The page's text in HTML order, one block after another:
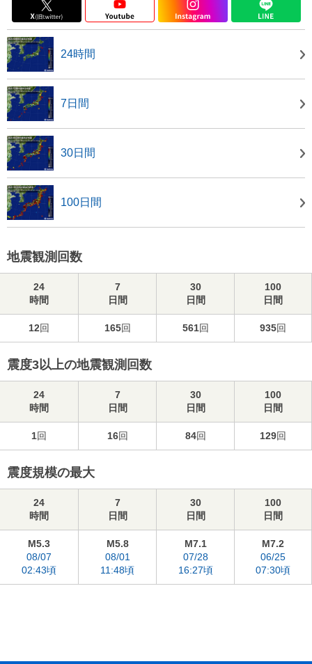
24時間
7日間
30日間
100日間
地震観測回数
24
時間
7
日間
30
日間
100
日間
12回 165回 561回 935回
震度3以上の地震観測回数
24
時間
7
日間
30
日間
100
日間
1回 16回 84回 129回
震度規模の最大
24
時間
7
日間
30
日間
100
日間
M5.3
08/07
02:43頃
M5.8
08/01
11:48頃
M7.1
07/28
16:27頃
M7.2
06/25
07:30頃